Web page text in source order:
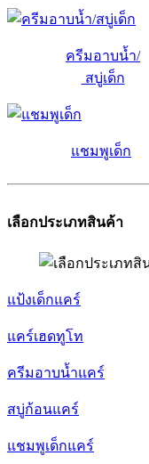
ครีมอาบน้ำ/
สบู่เด็ก
แชมพูเด็ก
เลือกประเภทสินค้า
แป้งเด็กแคร์
แคร์เฮดทูโท
ครีมอาบน้ำแคร์
สบู่ก้อนแคร์
แชมพูเด็กแคร์